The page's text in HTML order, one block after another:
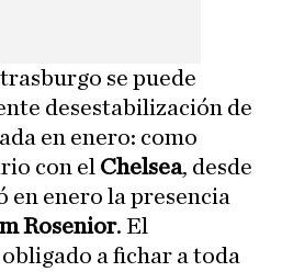
se puede
desestabilización de
en enero: como
con el Chelsea, desde
en enero la presencia
Rosenior. El
a fichar a toda